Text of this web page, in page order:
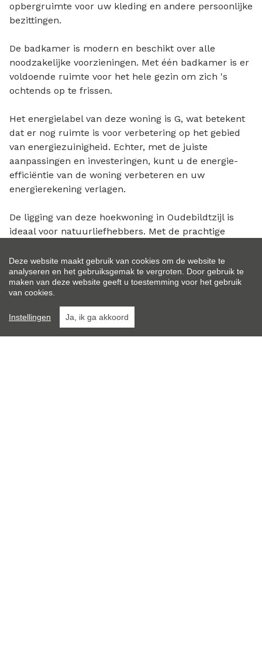
opbergruimte voor uw kleding en andere persoonlijke
bezittingen.
De badkamer is modern en beschikt over alle
noodzakelijke voorzieningen. Met één badkamer is er
voldoende ruimte voor het hele gezin om zich 's
ochtends op te frissen.
Het energielabel van deze woning is G, wat betekent
dat er nog ruimte is voor verbetering op het gebied
van energiezuinigheid. Echter, met de juiste
aanpassingen en investeringen, kunt u de energie-
efficiëntie van de woning verbeteren en uw
energierekening verlagen.
De ligging van deze hoekwoning in Oudebildtzijl is
ideaal voor natuurliefhebbers. Met de prachtige
om de hoek, kunt u genieten van lange wandelingen
of fietstochten in de omgeving.
gezellige en comfortabele woonruimte met een
prachtige tuin. Met twee slaapkamers, een moderne
Deze website maakt gebruik van cookies om de website te
analyseren en het gebruiksgemak te vergroten. Door gebruik te
maken van deze website geeft u toestemming voor het gebruik
van cookies.
Instellingen Ja, ik ga akkoord